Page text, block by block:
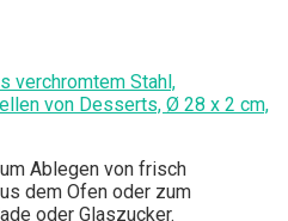
verchromtem Stahl,
von Desserts, Ø 28 x 2 cm,
Ablegen von frisch
dem Ofen oder zum
oder Glaszucker.